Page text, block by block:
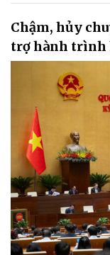
Chậm, hủy
trợ hành trình